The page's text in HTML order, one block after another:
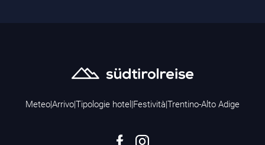
Meteo|Arrivo|Tipologie hotel |Festività|Trentino-Alto Adige